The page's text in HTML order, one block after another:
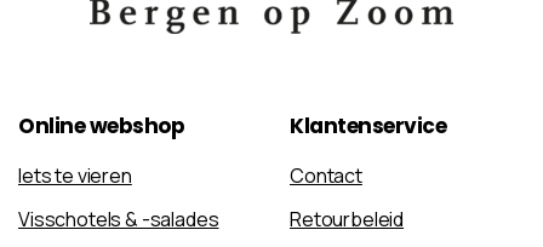
Onlinewebshop
Iets te vieren
Visschotels & -salades
Klantenservice
Contact
Retourbeleid